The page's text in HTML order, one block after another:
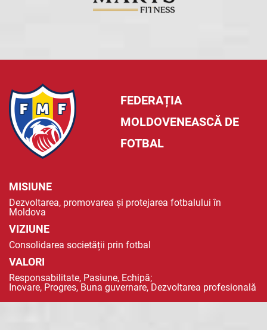
FEDERAȚIA
MOLDOVENEASCĂ DE
FOTBAL
MISIUNE
Dezvoltarea, promovarea și protejarea fotbalului în
Moldova
VIZIUNE
Consolidarea societății prin fotbal
VALORI
Responsabilitate, Pasiune, Echipă;
Inovare, Progres, Buna guvernare, Dezvoltarea profesională